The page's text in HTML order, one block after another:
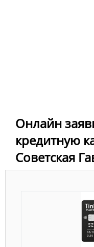
Онлайн
кредитную
Советская